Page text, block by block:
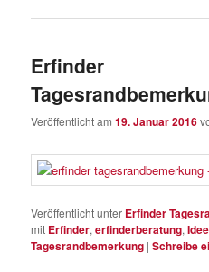
Erfinder
Veröffentlicht am19. Januar 2016
Veröffentlicht unter Erfinder
mit Erfinder,erfinderberatung,
Tagesrandbemerkung |Schreibe